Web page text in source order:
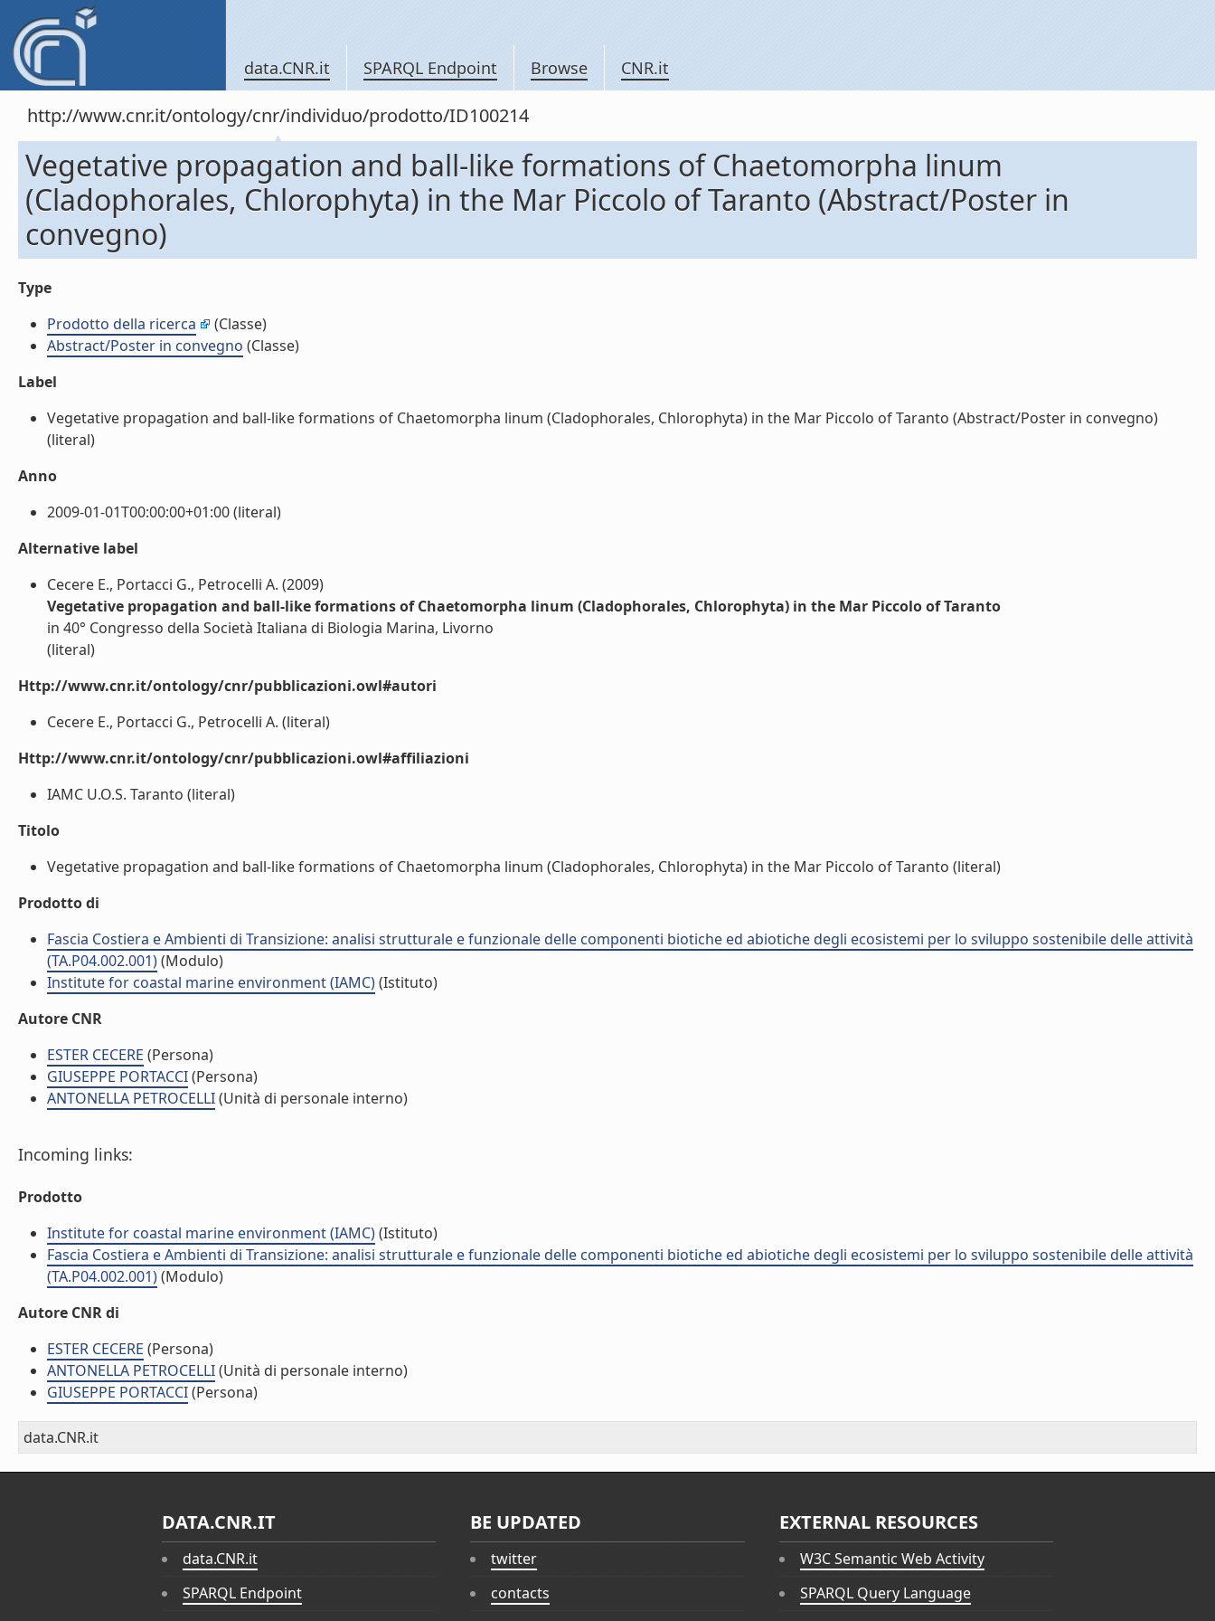
data.CNR.it SPARQL Endpoint Browse CNR.it
http://www.cnr.it/ontology/cnr/individuo/prodotto/ID100214
Vegetative propagation and ball-like formations of Chaetomorpha linum
(Cladophorales, Chlorophyta) in the Mar Piccolo of Taranto (Abstract/Poster in
convegno)
Type
Prodotto della ricerca
(Classe)
Abstract/Poster in convegno (Classe)
Label
Vegetative propagation and ball-like formations of Chaetomorpha linum (Cladophorales, Chlorophyta) in the Mar Piccolo of Taranto (Abstract/Poster in convegno)
(literal)
Anno
2009-01-01T00:00:00+01:00 (literal)
Alternative label
Cecere E., Portacci G., Petrocelli A. (2009)
Vegetative propagation and ball-like formations of Chaetomorpha linum (Cladophorales, Chlorophyta) in the Mar Piccolo of Taranto
in 40° Congresso della Società Italiana di Biologia Marina, Livorno
(literal)
Http://www.cnr.it/ontology/cnr/pubblicazioni.owl#autori
Cecere E., Portacci G., Petrocelli A. (literal)
Http://www.cnr.it/ontology/cnr/pubblicazioni.owl#affiliazioni
IAMC U.O.S. Taranto (literal)
Titolo
Vegetative propagation and ball-like formations of Chaetomorpha linum (Cladophorales, Chlorophyta) in the Mar Piccolo of Taranto (literal)
Prodotto di
Fascia Costiera e Ambienti di Transizione: analisi strutturale e funzionale delle componenti biotiche ed abiotiche degli ecosistemi per lo sviluppo sostenibile delle attività
(TA.P04.002.001)(Modulo)
Institute for coastal marine environment (IAMC)(Istituto)
Autore CNR
ESTER CECERE (Persona)
GIUSEPPE PORTACCI(Persona)
ANTONELLA PETROCELLI(Unità di personale interno)
Incoming links:
Prodotto
Institute for coastal marine environment (IAMC)(Istituto)
Fascia Costiera e Ambienti di Transizione: analisi strutturale e funzionale delle componenti biotiche ed abiotiche degli ecosistemi per lo sviluppo sostenibile delle attività
(TA.P04.002.001)(Modulo)
Autore CNR di
ESTER CECERE (Persona)
ANTONELLA PETROCELLI(Unità di personale interno)
GIUSEPPE PORTACCI(Persona)
data.CNR.it
DATA.CNR.IT
data.CNR.it
SPARQL Endpoint
BE UPDATED
twitter
contacts
EXTERNAL RESOURCES
W3C Semantic Web Activity
SPARQL Query Language